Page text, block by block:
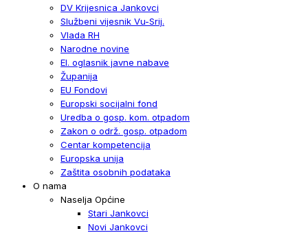
DV Krijesnica Jankovci
Službeni vijesnik Vu-Srij.
Vlada RH
Narodne novine
El. oglasnik javne nabave
Županija
EU Fondovi
Europski socijalni fond
Uredba o gosp. kom. otpadom
Zakon o održ. gosp. otpadom
Centar kompetencija
Europska unija
Zaštita osobnih podataka
O nama
Naselja Općine
Stari Jankovci
Novi Jankovci